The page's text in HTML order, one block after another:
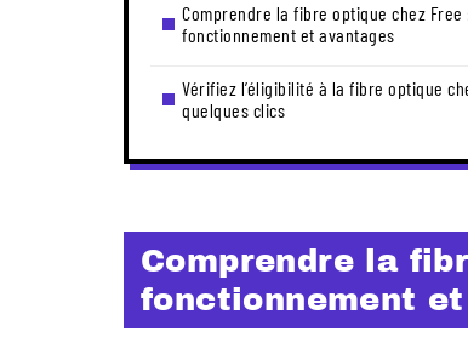
Comprendre la fibre optique chez Free
fonctionnement et avantages
Vérifiez l’éligibilité à la fibre optique
quelques clics
Comprendre la
fonctionnement